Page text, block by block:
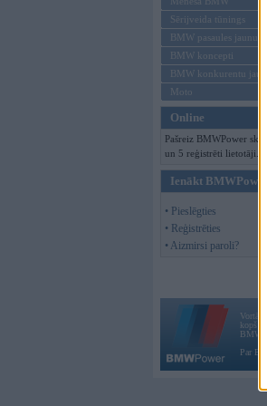
Sērijveida tūnings
BMW pasaules jaunumi
BMW koncepti
BMW konkurentu
Moto
Online
Pašreiz BMWPower
un 5 reģistrēti lietotāji.
Ienākt BMWPower
• Pieslēgties
• Reģistrēties
• Aizmirsi paroli?
kopš
BMW
Par